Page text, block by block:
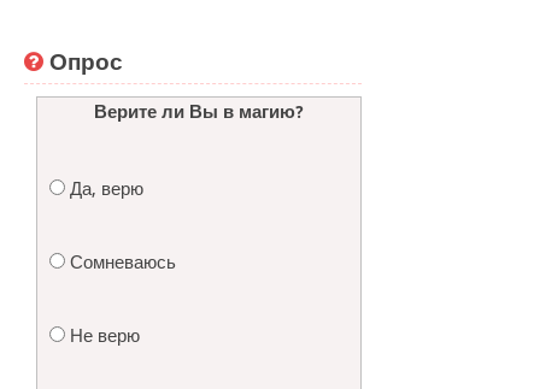
Опрос
Верите ли Вы в магию?
Да, верю
Сомневаюсь
Не верю